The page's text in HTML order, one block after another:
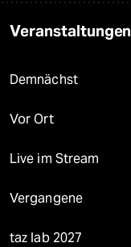
Veranstaltungen
Demnächst
Vor Ort
Live im Stream
Vergangene
taz lab 2027